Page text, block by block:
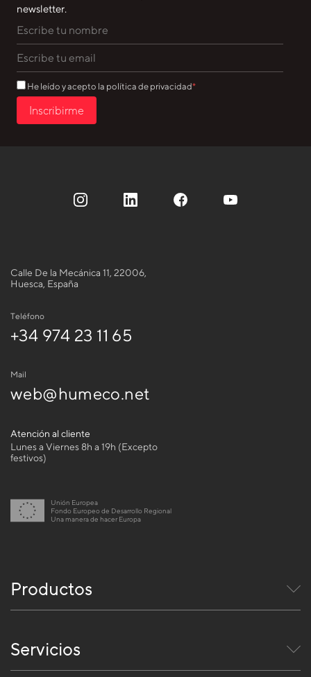
newsletter.
He leído y acepto la política de privacidad
Inscribirme
Calle De la Mecánica 11, 22006,
Huesca, España
Teléfono
+34 974 23 11 65
Mail
web@humeco.net
Atención al cliente
Lunes a Viernes 8h a 19h (Excepto
festivos)
Unión Europea
Fondo Europeo de Desarrollo Regional
Una manera de hacer Europa
Productos
Servicios